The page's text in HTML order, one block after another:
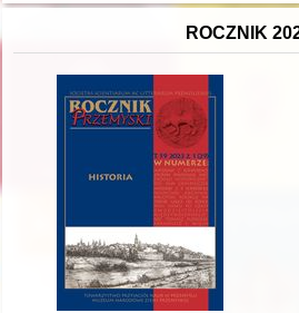
ROCZNIK